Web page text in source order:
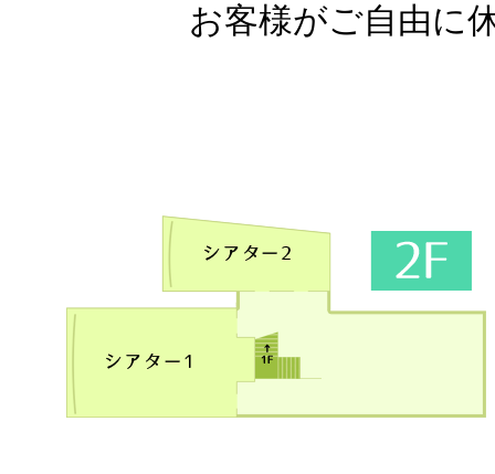
お客様がご自由に